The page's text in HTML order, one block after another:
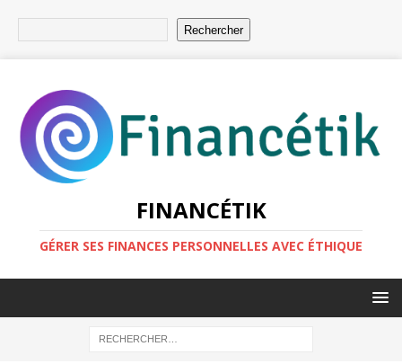
Rechercher
FINANCÉTIK
GÉRER SES FINANCES PERSONNELLES AVEC ÉTHIQUE